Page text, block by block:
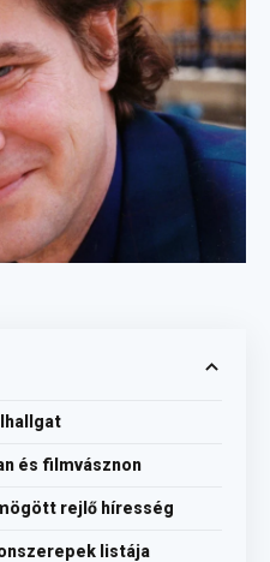
és filmvásznon
rejlő híresség
listája